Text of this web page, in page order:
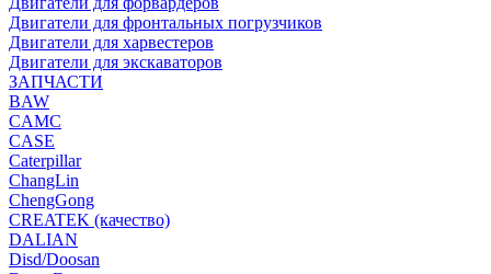
Двигатели для фронтальных погрузчиков
Двигатели для харвестеров
Двигатели для экскаваторов
ЗАПЧАСТИ
BAW
CAMC
CASE
Caterpillar
ChangLin
ChengGong
CREATEK (качество)
DALIAN
Disd/Doosan